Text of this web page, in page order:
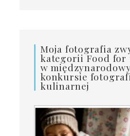
Moja fotografia
kategorii Food for
w
konkursie
kulinarnej